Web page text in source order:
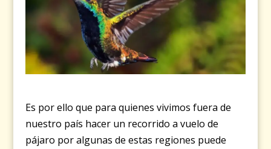
Es por ello que para quienes vivimos fuera de
nuestro país hacer un recorrido a vuelo de
pájaro por algunas de estas regiones puede